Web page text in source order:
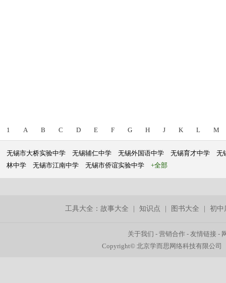
1 A B C D E F G H J K L M
无锡市大桥实验中学 无锡辅仁中学 无锡外国语中学 无锡育才中学
无
林中学
无锡市江南中学 无锡市侨谊实验中学 +全部
工具大全：故事大全 |知识点 图书大全 |初中
关于我们 -营销合作 -友情链接 -
Copyright© 北京学而思网络科技有限公司